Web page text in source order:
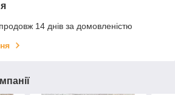
14 днів за домовленістю